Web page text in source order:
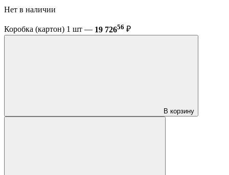
Нет в наличии
Коробка (картон) 1 шт — 19 72656 ₽
В корзину